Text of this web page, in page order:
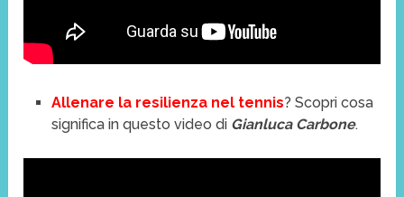
Allenare la resilienza nel tennis? Scopri cosa
significa in questo video di Gianluca Carbone.